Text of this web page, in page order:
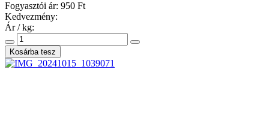
Fogyasztói ár: 950 Ft
Kedvezmény:
Ár / kg: